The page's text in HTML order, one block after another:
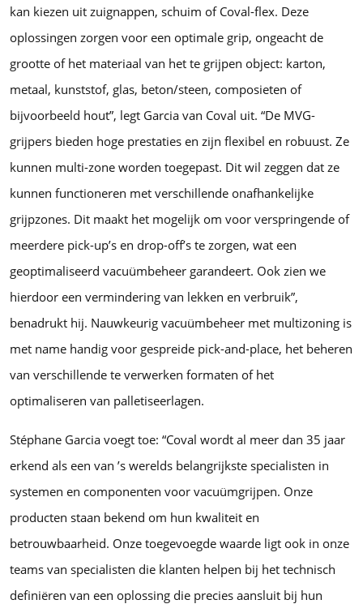
kan kiezen uit zuignappen, schuim of Coval-flex. Deze
oplossingen zorgen voor een optimale grip, ongeacht de
grootte of het materiaal van het te grijpen object: karton,
metaal, kunststof, glas, beton/steen, composieten of
bijvoorbeeld hout”, legt Garcia van Coval uit. “De MVG-
grijpers bieden hoge prestaties en zijn flexibel en robuust. Ze
kunnen multi-zone worden toegepast. Dit wil zeggen dat ze
kunnen functioneren met verschillende onafhankelijke
grijpzones. Dit maakt het mogelijk om voor verspringende of
meerdere pick-up’s en drop-off’s te zorgen, wat een
geoptimaliseerd vacuümbeheer garandeert. Ook zien we
hierdoor een vermindering van lekken en verbruik”,
benadrukt hij. Nauwkeurig vacuümbeheer met multizoning is
met name handig voor gespreide pick-and-place, het beheren
van verschillende te verwerken formaten of het
optimaliseren van palletiseerlagen.
Stéphane Garcia voegt toe: “Coval wordt al meer dan 35 jaar
erkend als een van ’s werelds belangrijkste specialisten in
systemen en componenten voor vacuümgrijpen. Onze
producten staan bekend om hun kwaliteit en
betrouwbaarheid. Onze toegevoegde waarde ligt ook in onze
teams van specialisten die klanten helpen bij het technisch
definiëren van een oplossing die precies aansluit bij hun